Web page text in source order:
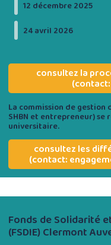
12 décembre 2025
24 avril 2026
consultez la
La commission de
SHBN et entrepreneur) se
universitaire.
consultez les
(contact:
Fonds de Solidarité
(FSDIE) Clermont